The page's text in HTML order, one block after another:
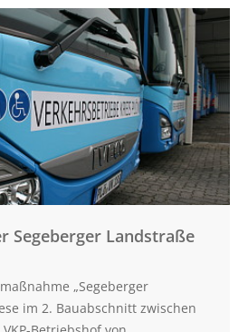
Segeberger Landstraße
„Segeberger
im 2. Bauabschnitt zwischen